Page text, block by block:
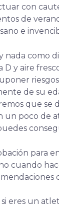
con
de
e
nada como
D y aire
de su
que se
un poco de
para
cuando
eres un